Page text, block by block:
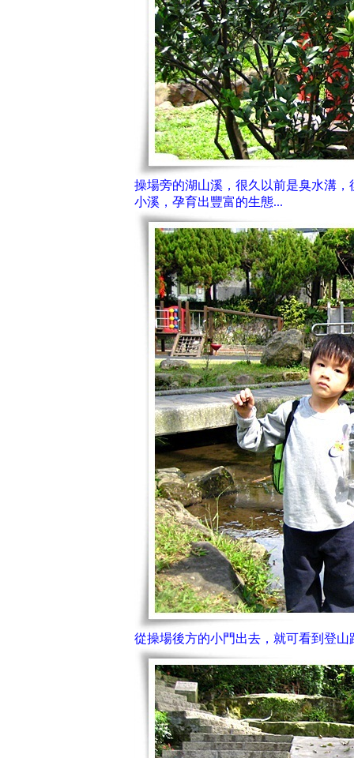
操場旁的湖山溪，很久以前是臭水溝
小溪，孕育出豐富的生態...
從操場後方的小門出去，就可看到登山